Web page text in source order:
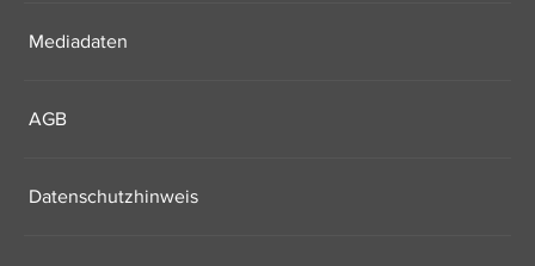
Mediadaten
AGB
Datenschutzhinweis